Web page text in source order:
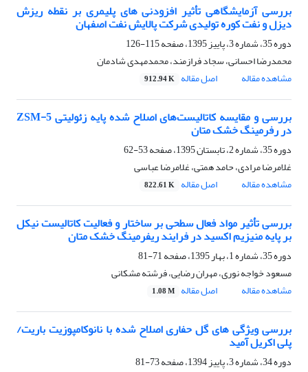
بررسی آزمایشگاهی تأثیر افزودنی های پلیمری بر نقطه ریزش
دیزل و نفت کوره تولیدی شرکت پالایش نفت اصفهان
دوره 35، شماره 3، پاییز 1395، صفحه
115-126
محمدرضا احسانی، سجاد فرازمند، محمدمهدی شادمان
مشاهده مقاله
اصل مقاله 912.94 K
بررسی و مقایسه کاتالیست‌های اصلاح شده پایه زئولیتی ZSM-5
در رفرمینگ خشک متان
دوره 35، شماره 2، تابستان 1395، صفحه
53-62
غلامرضا مرادی، حامد همتی، غلامرضا عباسی
مشاهده مقاله
اصل مقاله 822.61 K
بررسی تأثیر مواد فعال سطحی بر ساختار و فعالیت کاتالیست نیکل
بر پایه منیزیم اکسید در فرایند ریفرمینگ خشک متان
دوره 35، شماره 1، بهار 1395، صفحه
71-81
مسعود خواجه نوری، مهران رضایی، فرشته مشکانی
مشاهده مقاله
اصل مقاله 1.08 M
بررسی ویژگی های گل حفاری اصلاح شده با نانوکامپوزیت باریت/
پلی اکریل آمید
دوره 34، شماره 3، پاییز 1394، صفحه
73-81